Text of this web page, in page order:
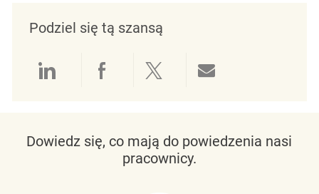
Podziel się tą szansą
Udostępnianie przez LinkedIn
Udostępnianie przez
Udostępnij przez
Dowiedz się, co mają do powiedzenia nasi
pracownicy.